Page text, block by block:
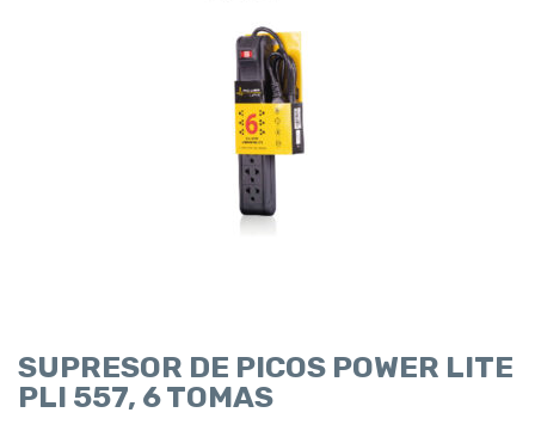
SUPRESOR DE PICOS POWER LITE
PLI 557, 6 TOMAS